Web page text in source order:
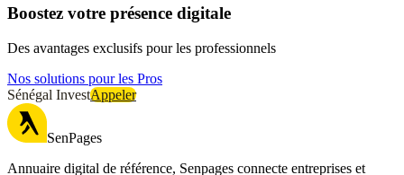
Boostez votre présence digitale
Des avantages exclusifs pour les professionnels
Nos solutions pour les Pros
Sénégal InvestAppeler
SenPages
Annuaire digital de référence, Senpages connecte entreprises et